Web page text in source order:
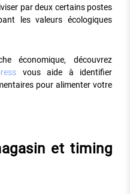
par deux certains postes
les valeurs écologiques
économique, découvrez
vous aide à identifier
pour alimenter votre
et timing